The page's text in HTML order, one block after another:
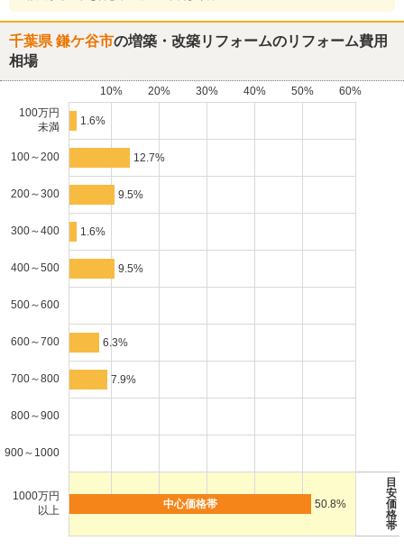
千葉県 鎌ケ谷市の増築・改築リフォームのリフォーム費用
相場
10% 20% 30% 40% 50%
60%
100万円
未満
1.6%
100～200 12.7%
200～300 9.5%
300～400 1.6%
400～500 9.5%
500～600
600～700 6.3%
700～800 7.9%
800～900
900～1000
1000万円
以上
50.8%
目
安
価
格
帯